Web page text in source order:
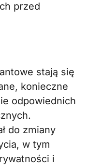
przed
stają się
konieczne
odpowiednich
do zmiany
w tym
i